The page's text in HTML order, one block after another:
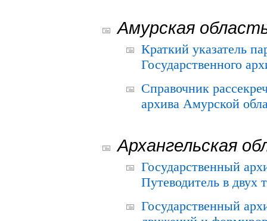
Амурская
Краткий указатель
Государственного
Справочник
архива Амурской
Архангельская
Государственный
Путеводитель в двух
Государственный